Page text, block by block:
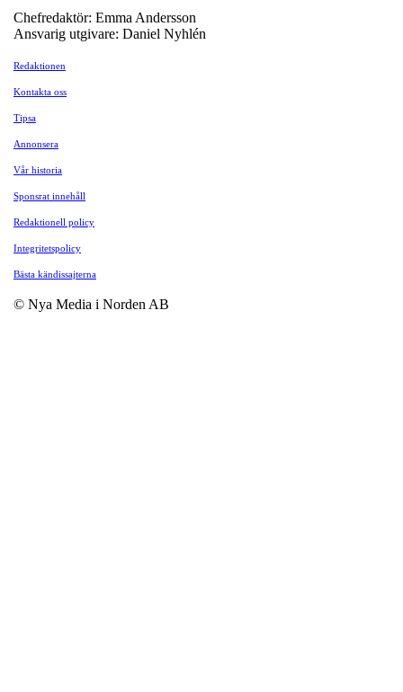
Chefredaktör: Emma Andersson
Ansvarig utgivare: Daniel Nyhlén
Redaktionen
Kontakta oss
Tipsa
Annonsera
Vår historia
Sponsrat innehåll
Redaktionell policy
Integritetspolicy
Bästa kändissajterna
© Nya Media i Norden AB